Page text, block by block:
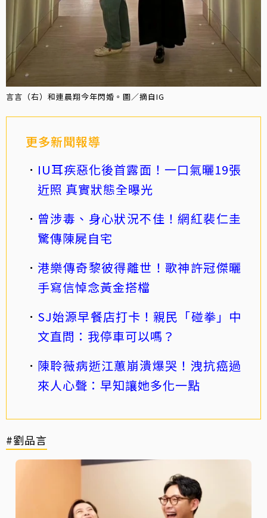
言言（右）和連晨翔今年閃婚。圖／摘自IG
更多新聞報導
IU耳疾惡化後首露面！一口氣曬19張
近照 真實狀態全曝光
曾涉毒、身心狀況不佳！網紅裴仁圭
驚傳陳屍自宅
港樂傳奇黎彼得離世！歌神許冠傑曬
手寫信悼念黃金搭檔
SJ始源早餐店打卡！親民「碰拳」中
文直問：我停車可以嗎？
陳聆薇病逝江蕙崩潰爆哭！洩抗癌過
來人心聲：早知讓她多化一點
#劉品言